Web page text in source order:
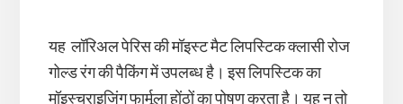
यह लॉरिअल पेरिस की मॉइस्ट मैट लिपस्टिक क्लासी रोज
गोल्ड रंग की पैकिंग में उपलब्ध है। इस लिपस्टिक का
मॉइस्चराइजिंग फार्मूला होंठों का पोषण करता है। यह न तो